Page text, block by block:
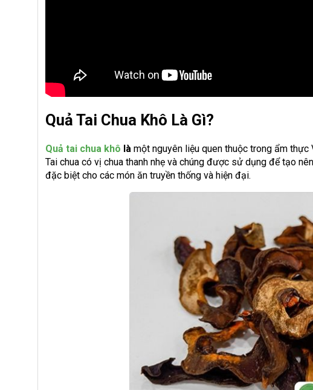
Quả Tai Chua Khô Là Gì?
Quả tai chua khô là một nguyên liệu quen thuộc trong ẩm thực
Tai chua có vị chua thanh nhẹ và chúng được sử dụng để tạo
đặc biệt cho các món ăn truyền thống và hiện đại.